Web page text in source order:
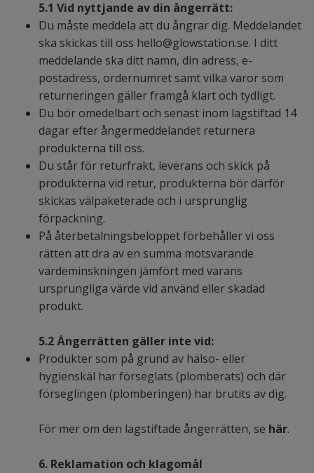
5.1 Vid nyttjande av din ångerrätt:
Du måste meddela att du ångrar dig. Meddelandet
ska skickas till oss hello@glowstation.se. I ditt
meddelande ska ditt namn, din adress, e-
postadress, ordernumret samt vilka varor som
returneringen gäller framgå klart och tydligt.
Du bör omedelbart och senast inom lagstiftad 14
dagar efter ångermeddelandet returnera
produkterna till oss.
Du står för returfrakt, leverans och skick på
produkterna vid retur, produkterna bör därför
skickas välpaketerade och i ursprunglig
förpackning.
På återbetalningsbeloppet förbehåller vi oss
rätten att dra av en summa motsvarande
värdeminskningen jämfört med varans
ursprungliga värde vid använd eller skadad
produkt.
5.2Ångerrätten gäller inte vid:
Produkter som på grund av hälso- eller
hygienskäl har förseglats (plomberats) och där
förseglingen (plomberingen) har brutits av dig.
För mer om den lagstiftade ångerrätten, se här.
6. Reklamation och klagomål